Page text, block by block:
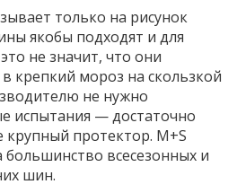
только на рисунок
якобы подходят и для
не значит, что они
крепкий мороз на скользкой
не нужно
испытания — достаточно
крупный протектор. M+S
большинство всесезонных и
шин.